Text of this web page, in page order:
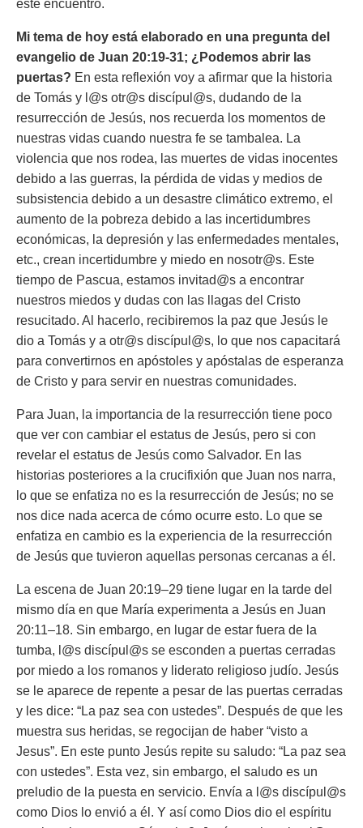
este encuentro.
Mi tema de hoy está elaborado en una pregunta del
evangelio de Juan 20:19-31; ¿Podemos abrir las
puertas? En esta reflexión voy a afirmar que la historia
de Tomás y l@s otr@s discípul@s, dudando de la
resurrección de Jesús, nos recuerda los momentos de
nuestras vidas cuando nuestra fe se tambalea. La
violencia que nos rodea, las muertes de vidas inocentes
debido a las guerras, la pérdida de vidas y medios de
subsistencia debido a un desastre climático extremo, el
aumento de la pobreza debido a las incertidumbres
económicas, la depresión y las enfermedades mentales,
etc., crean incertidumbre y miedo en nosotr@s. Este
tiempo de Pascua, estamos invitad@s a encontrar
nuestros miedos y dudas con las llagas del Cristo
resucitado. Al hacerlo, recibiremos la paz que Jesús le
dio a Tomás y a otr@s discípul@s, lo que nos capacitará
para convertirnos en apóstoles y apóstalas de esperanza
de Cristo y para servir en nuestras comunidades.
Para Juan, la importancia de la resurrección tiene poco
que ver con cambiar el estatus de Jesús, pero si con
revelar el estatus de Jesús como Salvador. En las
historias posteriores a la crucifixión que Juan nos narra,
lo que se enfatiza no es la resurrección de Jesús; no se
nos dice nada acerca de cómo ocurre esto. Lo que se
enfatiza en cambio es la experiencia de la resurrección
de Jesús que tuvieron aquellas personas cercanas a él.
La escena de Juan 20:19–29 tiene lugar en la tarde del
mismo día en que María experimenta a Jesús en Juan
20:11–18. Sin embargo, en lugar de estar fuera de la
tumba, l@s discípul@s se esconden a puertas cerradas
por miedo a los romanos y liderato religioso judío. Jesús
se le aparece de repente a pesar de las puertas cerradas
y les dice: “La paz sea con ustedes”. Después de que les
muestra sus heridas, se regocijan de haber “visto a
Jesus”. En este punto Jesús repite su saludo: “La paz sea
con ustedes”. Esta vez, sin embargo, el saludo es un
preludio de la puesta en servicio. Envía a l@s discípul@s
como Dios lo envió a él. Y así como Dios dio el espíritu